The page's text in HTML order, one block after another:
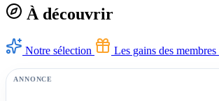
À découvrir
Notre sélection Les gains des membres
ANNONCE